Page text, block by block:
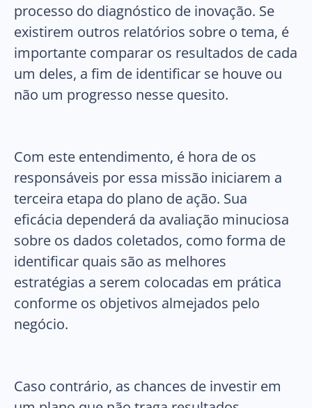
processo do diagnóstico de inovação. Se
existirem outros relatórios sobre o tema, é
importante comparar os resultados de cada
um deles, a fim de identificar se houve ou
não um progresso nesse quesito.
Com este entendimento, é hora de os
responsáveis por essa missão iniciarem a
terceira etapa do plano de ação. Sua
eficácia dependerá da avaliação minuciosa
sobre os dados coletados, como forma de
identificar quais são as melhores
estratégias a serem colocadas em prática
conforme os objetivos almejados pelo
negócio.
Caso contrário, as chances de investir em